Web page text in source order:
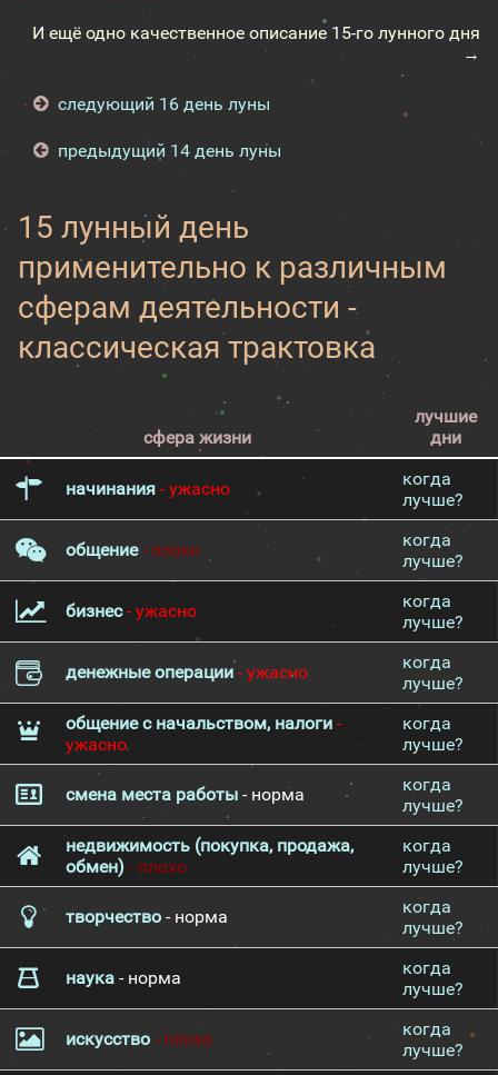
И ещё одно качественное описание 15-го лунного дня
→
следующий 16 день луны
предыдущий 14 день луны
15 лунный день
применительно к различным
сферам деятельности -
классическая трактовка
сфера жизни
лучшие
дни
начинания - ужасно
когда
лучше?
общение- плохо
когда
лучше?
бизнес- ужасно
когда
лучше?
денежные операции - ужасно
когда
лучше?
общение с начальством, налоги -
ужасно
когда
лучше?
смена места работы - норма
когда
лучше?
недвижимость (покупка, продажа,
обмен) - плохо
когда
лучше?
творчество - норма
когда
лучше?
наука - норма
когда
лучше?
искусство - плохо
когда
лучше?